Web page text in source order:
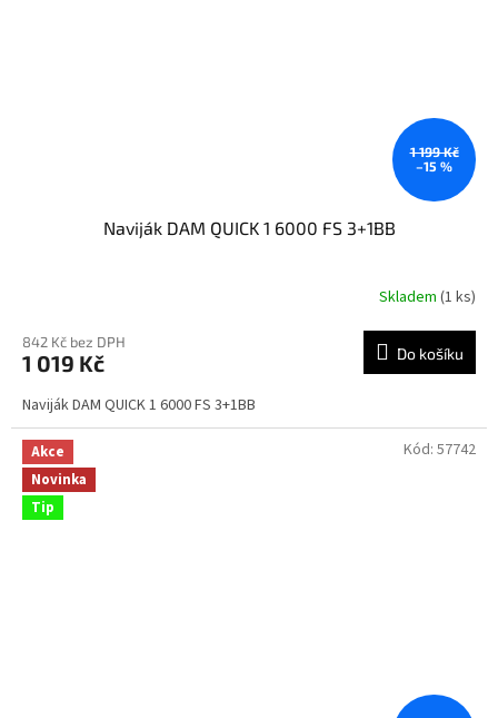
1 199 Kč
–15 %
Naviják DAM QUICK 1 6000 FS 3+1BB
Skladem (1 ks)
842 Kč bez DPH
1 019 Kč Do košíku
Naviják DAM QUICK 1 6000 FS 3+1BB
Akce
Novinka
Tip
Kód: 57742